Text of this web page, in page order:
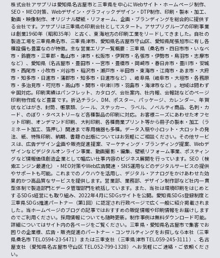
株式会社アサプリは愛知県名古屋市と三重県を中心にWebサイト・ホームページ制作、
SEO・MEO対策、Webデザイン・グラフィックデザイン・DTP制作、印刷・製本・加工、
動画・映像制作、オリジナル壁紙・リフォーム、企画・ブランディングを総合的に提供す
る会社です。アサプリは三重県の印刷会社としてスタート。アサプリグループの印刷事業
は創業1960年（昭和35年）と古く、東海地方の印刷工業をリードしてきました。自社の
製造工場を三重県桑名市、三重県津市、愛知県名古屋市守山区、愛知県尾張旭市に有し各
種設備も豊富なのが特徴。主な営業エリア一覧概要：三重県（桑名市・四日市市・いなべ
市・鈴鹿市・三重郡・亀山市・津市・松阪市・伊賀市・名張市・伊勢市・鳥羽市・志摩市
など）、愛知県（名古屋市・豊田市・一宮市・豊橋市・岡崎市・春日井市・豊川市・安城
市・西尾市・小牧市・刈谷市・稲沢市・瀬戸市・半田市・東海市・江南市・あま市・大府
市・知多市・日進市・蒲郡市・知多市・日進市など）、岐阜県（岐阜市・大垣市・各務原
市・多治見市・可児市・高山市・関市・中津川市・羽島市・海津市など）。地域は問わず
全国対応。印刷実績はパンフレット、カタログ、会社案内、社内報、会報誌などのページ
印刷物作成など豊富です。折込チラシ、DM、ポスター、パッケージ、カレンダー、年賀
状などはがき、封筒、帳票類、シール、ステッカー、ラベル、ノベルティ商品、名刺・カ
ード、のぼり・タペストリーなど各種製品の印刷に対応。お客様ニーズにあわせたオフセ
ット印刷、オンデマンド印刷、大判印刷、各種商業プリント等から冊子の製本・加工（ラ
ミネート加工、箔押し）関連まで専用機器も多種。データ入稿や小ロット・大ロットの発
注、紙、特殊印刷、納期、書籍の出版についてはお気軽にご相談ください。その他サービ
スは、広告デザイン企画や販売促進提案、マーケティング・ブランディング提案、Webデ
ザインなどデジタルオンライン事業、動画撮影・編集、壁紙リフォーム事業、ポスティン
グなど情報価値創造企業として幅広い仕事内容のビジネス展開を行っています。SEO（検
索エンジン最適化）・MEO対策やWeb広告関連・SNS運用などのデジタルサービスの提供
やサポートも可能。これまでのノウハウを活用し、デジタル・アナログをかけあわせた効
果的かつ高品質なサービスを提供します。営業部、業務部、デザイン制作部など社内一貫
型体制で製造部門とデータ管理部門を統括しています。また、当社は環境印刷をはじめと
するSDGs経営にも取り組み、2022年4月にSDGsサイトを公開。愛知県SDGs登録制度と
三重県SDGs推進パートナー（第1回）に認定され行政ページで広く一般に紹介掲載されま
した。当ホームページのブログの記事ではおすすめの販促情報や印刷情報をお届けします
のでご利用ください。採用情報についても随時更新。制作事例は無料ダウンロード可能。
詳細についてはサイト内の各ページをご覧ください。三重県・愛知県名古屋市で集客でお
困りの企業様、広告・販売促進のパートナー・コンサルティングをお探しなら本社（三重
県桑名市 TEL.0594-23-5471）または三重支社（三重県津市 TEL.059-245-3111）、名古
屋支社（愛知県名古屋市守山区 TEL.052-799-1328）へお気軽にご連絡・ご依頼くださ
い。